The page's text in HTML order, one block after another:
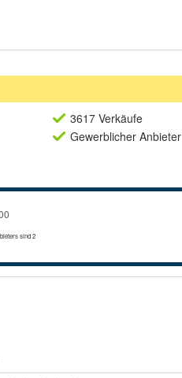
3617 Verkäufe
Gewerblicher Anbieter